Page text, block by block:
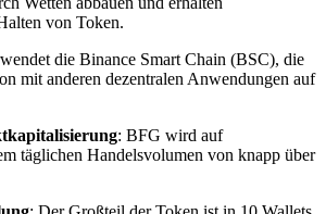
von Token.
die Binance Smart Chain (BSC), die
mit anderen dezentralen Anwendungen auf
: BFG wird auf
täglichen Handelsvolumen von knapp über